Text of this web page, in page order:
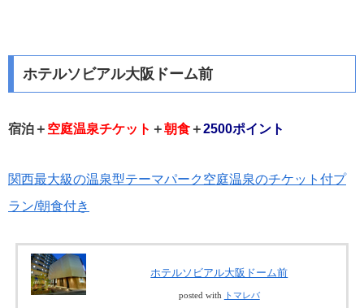
ホテルソビアル大阪ドーム前
宿泊＋ 空庭温泉チケット ＋朝食 ＋2500ポイント
関西最大級の温泉型テーマパーク空庭温泉のチケット付プ
ラン/朝食付き
ホテルソビアル大阪ドーム前
posted with トマレバ